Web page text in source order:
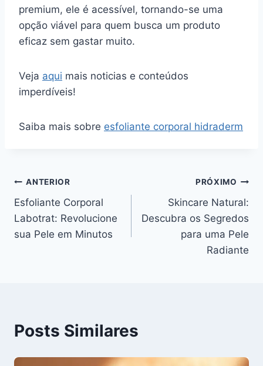
premium, ele é acessível, tornando-se uma
opção viável para quem busca um produto
eficaz sem gastar muito.
Veja aqui mais noticias e conteúdos
imperdíveis!
Saiba mais sobre esfoliante corporal hidraderm
Navegação
de
Post
ANTERIOR
Esfoliante Corporal
Labotrat: Revolucione
sua Pele em Minutos
PRÓXIMO
Skincare Natural:
Descubra os Segredos
para uma Pele
Radiante
Posts Similares